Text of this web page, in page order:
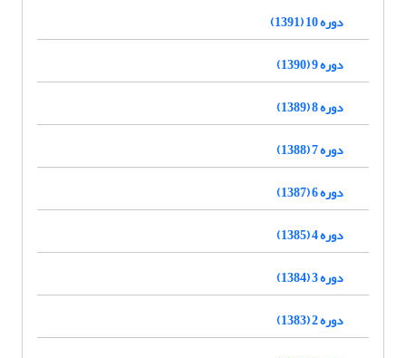
دوره 10 (1391)
دوره 9 (1390)
دوره 8 (1389)
دوره 7 (1388)
دوره 6 (1387)
دوره 4 (1385)
دوره 3 (1384)
دوره 2 (1383)